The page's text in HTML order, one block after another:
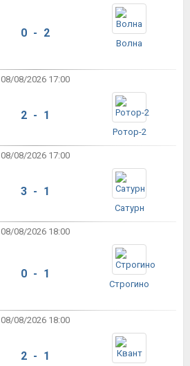
0 - 2
Волна
08/08/2026 17:00
2 - 1
Ротор-2
08/08/2026 17:00
3 - 1
Сатурн
08/08/2026 18:00
0 - 1
Строгино
08/08/2026 18:00
2 - 1